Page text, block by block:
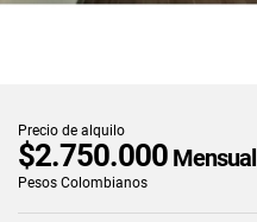
Precio de alquilo
$2.750.000 Mensual
Pesos Colombianos